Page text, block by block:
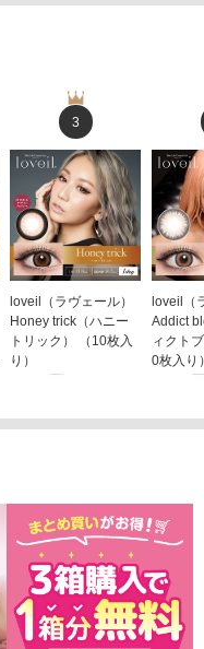
3
loveil（ラヴェール）
Honey trick（ハニー
トリック） （10枚入
り）
loveil（
Addict
ィクト
0枚入り